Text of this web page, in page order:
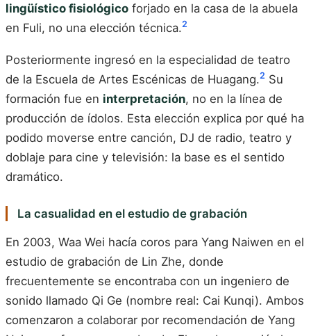
lingüístico fisiológico forjado en la casa de la abuela
en Fuli, no una elección técnica.2
Posteriormente ingresó en la especialidad de teatro
de la Escuela de Artes Escénicas de Huagang.2 Su
formación fue en interpretación, no en la línea de
producción de ídolos. Esta elección explica por qué ha
podido moverse entre canción, DJ de radio, teatro y
doblaje para cine y televisión: la base es el sentido
dramático.
La casualidad en el estudio de grabación
En 2003, Waa Wei hacía coros para Yang Naiwen en el
estudio de grabación de Lin Zhe, donde
frecuentemente se encontraba con un ingeniero de
sonido llamado Qi Ge (nombre real: Cai Kunqi). Ambos
comenzaron a colaborar por recomendación de Yang